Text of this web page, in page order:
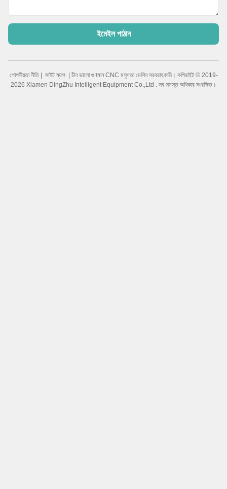
ইমেইল পাঠান
গোপনীয়তা নীতি| সাইট ম্যাপ| চীন ভালো গুণমান CNC মসৃণতা মেশিন সরবরাহকারী। কপিরাইট © 2019-
2026 Xiamen DingZhu Intelligent Equipment Co.,Ltd . সব সমস্ত অধিকার সংরক্ষিত।